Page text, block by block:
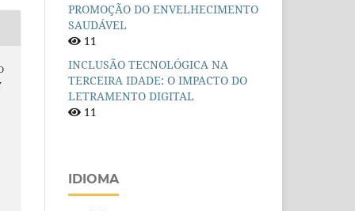
PROMOÇÃO DO ENVELHECIMENTO
SAUDÁVEL
11
INCLUSÃO TECNOLÓGICA NA
TERCEIRA IDADE: O IMPACTO DO
LETRAMENTO DIGITAL
11
IDIOMA